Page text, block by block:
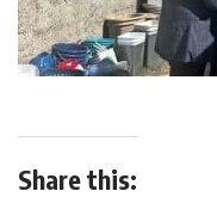
Share this: